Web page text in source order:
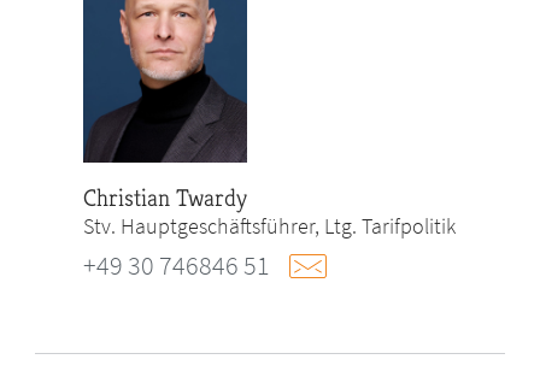
Christian Twardy
Stv. Hauptgeschäftsführer, Ltg. Tarifpolitik
+49 30 746846 51